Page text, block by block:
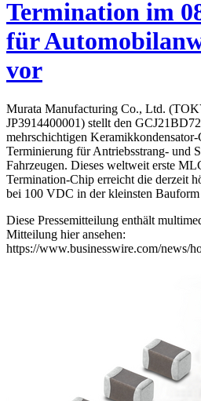
Termination im
für
vor
Murata Manufacturing Co., Ltd.
JP3914400001) stellt den
mehrschichtigen
Terminierung für Antriebsstrang- und
Fahrzeugen. Dieses weltweit erste
Termination-Chip erreicht die derzeit
bei 100 VDC in der kleinsten
Diese Pressemitteilung enthält
Mitteilung hier ansehen:
https://www.businesswire.com/news/